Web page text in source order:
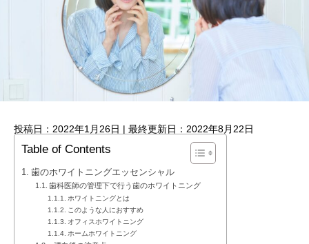
投稿日：2022年1月26日 | 最終更新日：2022年8月22日
Table of Contents
歯のホワイトニングエッセンシャル
歯科医師の管理下で行う歯のホワイトニング
ホワイトニングとは
このような人におすすめ
オフィスホワイトニング
ホームホワイトニング